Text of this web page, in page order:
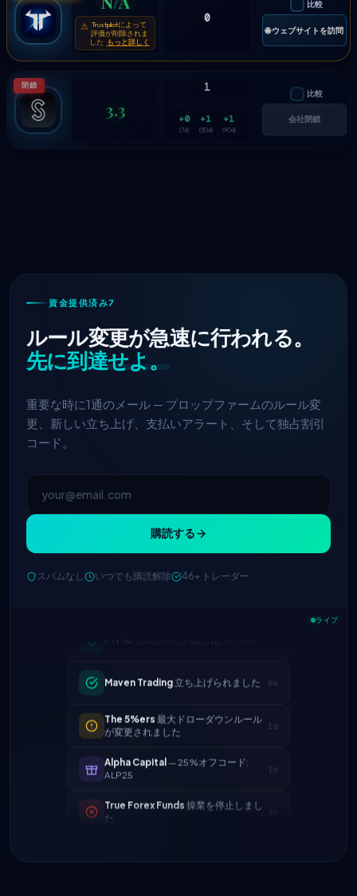
⚠ Trustpilotによって
評価が削除されま
した もっと詳しく
0
比較
🌐 ウェブサイトを訪問
閉鎖
3.3
1
+0
(7d)
+1
(30d)
+1
(90d)
比較
会社閉鎖
資金提供済み7
ルール変更が急速に行われる。
先に到達せよ。
重要な時に1通のメール — プロップファームのルール変
更、新しい立ち上げ、支払いアラート、そして独占割引
コード。
購読する
スパムなし いつでも購読解除 46+ トレーダー
ライブ
Maven Trading
The 5%ers最大ドローダウンルール
1d
Alpha Capital— 25%オフコード:
ALP25
1d
True Forex Funds操業を停止しまし
た
3d
FundedNext支払い速度が現在24時
間になりました
4d
FTMO更新された利益分配 → 90% 2h